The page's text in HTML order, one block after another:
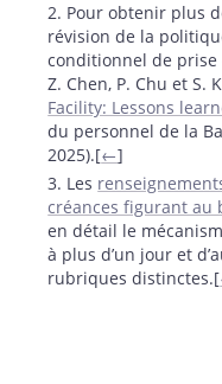
2. Pour obtenir plus
révision de la
conditionnel de prise
Z. Chen, P. Chu et S.
Facility: Lessons
du personnel de la
2025).[←]
3. Les
créances figurant au
en détail le
à plus d’un jour et
rubriques distinctes.[